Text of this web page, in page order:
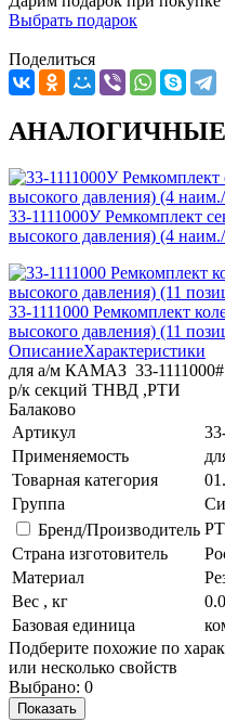
Выбрать подарок
Поделиться
33-1111000У Ремкомплект
высокого давления) (4
33-1111000 Ремкомплект
высокого давления) (11
ОписаниеХарактеристики
для а/м КАМАЗ 33-1111000#
р/к секций ТНВД ,РТИ
Балаково
Артикул
Применяемость
Товарная категория
Группа
Бренд/Производитель
Страна изготовитель
Материал
Вес , кг
Базовая единица
Подберите похожие по
или несколько свойств
Выбрано: 0
Показать